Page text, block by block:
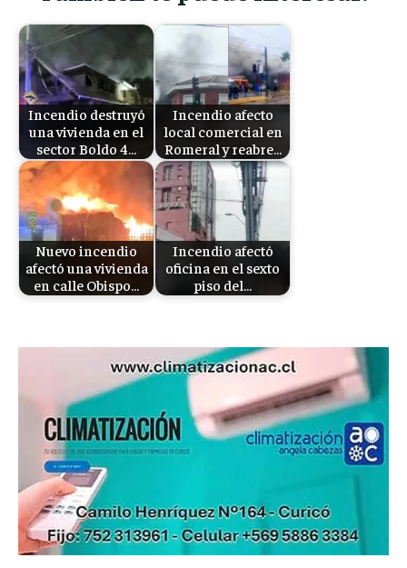
Incendio destruyó
una vivienda en el
sector Boldo 4…
Incendio afecto
local comercial en
Romeral y reabre…
Nuevo incendio
afectó una vivienda
en calle Obispo…
Incendio afectó
oficina en el sexto
piso del…